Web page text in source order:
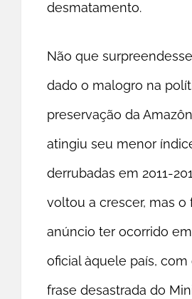
desmatamento.
Não que
dado o malogro na
preservação da
atingiu seu menor
derrubadas em 2011-
voltou a crescer, mas o
anúncio ter ocorrido
oficial àquele país, com
frase desastrada do